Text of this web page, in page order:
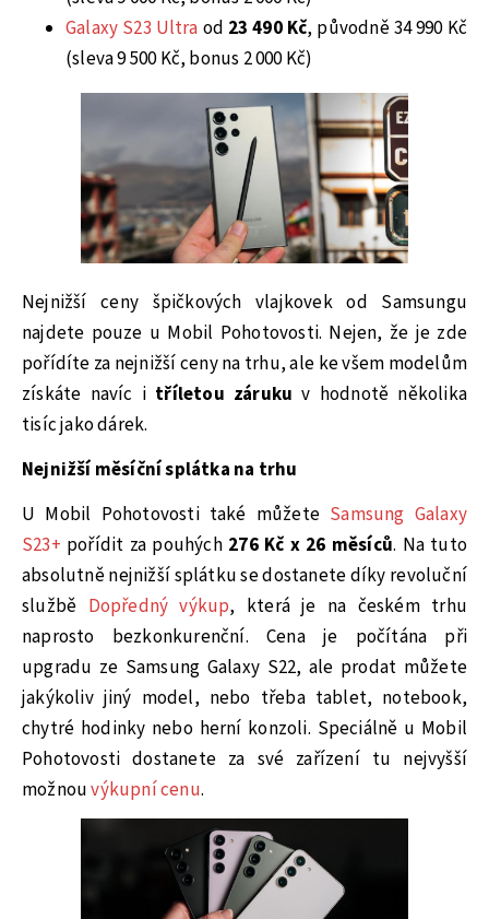
Galaxy S23 Ultra od 23 490 Kč, původně 34 990 Kč
(sleva 9 500 Kč, bonus 2 000 Kč)
Nejnižší ceny špičkových vlajkovek od Samsungu
najdete pouze u Mobil Pohotovosti. Nejen, že je zde
pořídíte za nejnižší ceny na trhu, ale ke všem modelům
získáte navíc i tříletou záruku v hodnotě několika
tisíc jako dárek.
Nejnižší měsíční splátka na trhu
U Mobil Pohotovosti také můžete Samsung Galaxy
S23+ pořídit za pouhých 276 Kč x 26 měsíců. Na tuto
absolutně nejnižší splátku se dostanete díky revoluční
službě Dopředný výkup, která je na českém trhu
naprosto bezkonkurenční. Cena je počítána při
upgradu ze Samsung Galaxy S22, ale prodat můžete
jakýkoliv jiný model, nebo třeba tablet, notebook,
chytré hodinky nebo herní konzoli. Speciálně u Mobil
Pohotovosti dostanete za své zařízení tu nejvyšší
možnouvýkupní cenu.